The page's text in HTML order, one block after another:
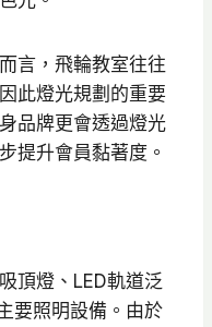
言，飛輪教室往往
此燈光規劃的重要
品牌更會透過燈光
提升會員黏著度。
頂燈、LED軌道泛
要照明設備。由於